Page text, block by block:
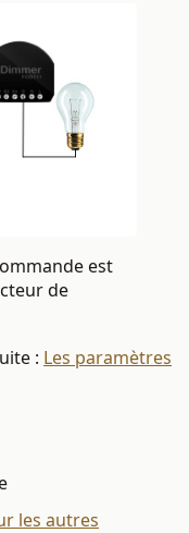
est
de
: Les paramètres
les autres